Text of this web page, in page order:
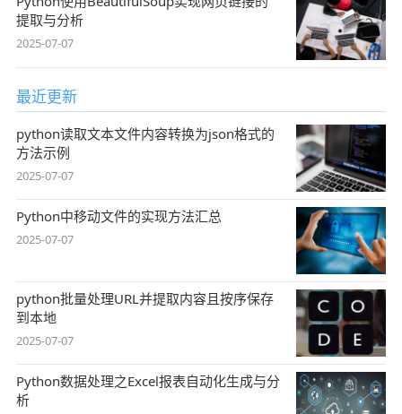
提取与分析
2025-07-07
最近更新
python读取文本文件内容转换为json格式的
方法示例
2025-07-07
Python中移动文件的实现方法汇总
2025-07-07
python批量处理URL并提取内容且按序保存
到本地
2025-07-07
Python数据处理之Excel报表自动化生成与分
析